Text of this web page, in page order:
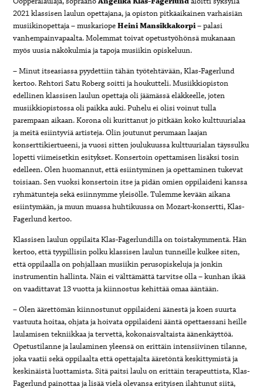
2021 klassisen laulun opettajana, ja opiston pitkäaikainen varhaisiän
musiikinopettaja – muskariopeHeini Mansikkakorpi– palasi
vanhempainvapaalta. Molemmat toivat opetustyöhönsä mukanaan
myös uusia näkökulmia ja tapoja musiikin opiskeluun.
– Minut itseasiassa pyydettiin tähän työtehtävään, Klas-Fagerlund
kertoo. Rehtori Satu Roberg soitti ja houkutteli. Musiikkiopiston
edellinen klassisen laulun opettaja oli jäämässä eläkkeelle, joten
musiikkiopistossa oli paikka auki. Puhelu ei olisi voinut tulla
parempaan aikaan. Korona oli kurittanut jo pitkään koko kulttuurialaa
ja meitä esiintyviä artisteja. Olin joutunut perumaan laajan
konserttikiertueeni, ja vuosi sitten joulukuussa kulttuurialan täyssulku
lopetti viimeisetkin esitykset. Konsertoin opettamisen lisäksi tosin
edelleen. Olen huomannut, että esiintyminen ja opettaminen tukevat
toisiaan. Sen vuoksi konsertoin itse ja pidän omien oppilaideni kanssa
ryhmätunteja sekä esiinnymme yleisölle. Tulemme kevään aikana
esiintymään, ja muun muassa huhtikuussa on Mozart-konsertti, Klas-
Fagerlund kertoo.
Klassisen laulun oppilaita Klas-Fagerlundilla on toistakymmentä. Hän
kertoo, että tyypillisin polku klassisen laulun tunneille kulkee siten,
että oppilaalla on pohjallaan musiikin perusopiskeluja ja jonkin
instrumentin hallinta. Näin ei välttämättä tarvitse olla – kunhan ikää
on vaadittavat 13 vuotta ja kiinnostus kehittää omaa ääntään.
– Olen äärettömän kiinnostunut oppilaideni äänestä ja koen suurta
vastuuta hoitaa, ohjata ja hoivata oppilaideni ääntä opettaessani heille
laulamisen tekniikkaa ja tervettä, kokonaisvaltaista äänenkäyttöä.
Opetustilanne ja laulaminen yleensä on erittäin intensiivinen tilanne,
joka vaatii sekä oppilaalta että opettajalta ääretöntä keskittymistä ja
keskinäistä luottamista. Sitä paitsi laulu on erittäin terapeuttista, Klas-
Fagerlund painottaa ja lisää vielä olevansa erityisen ilahtunut siitä,